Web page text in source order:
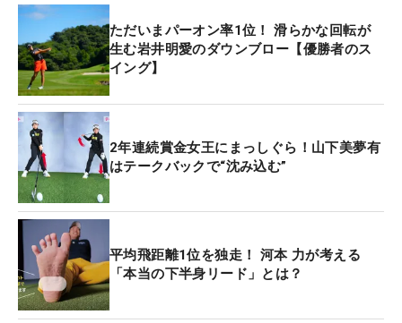
ただいまパーオン率1位！ 滑らかな回転が
生む岩井明愛のダウンブロー【優勝者のス
イング】
2年連続賞金女王にまっしぐら！山下美夢有
はテークバックで“沈み込む”
平均飛距離1位を独走！ 河本 力が考える
「本当の下半身リード」とは？